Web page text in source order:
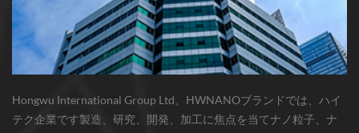
Hongwu International Group Ltd、HWNANOブランドでは、ハイ
テク企業です製造、研究、開発、加工に焦点を当てナノ粒子、ナ